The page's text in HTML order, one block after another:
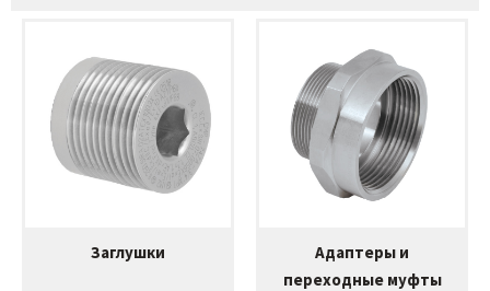
Заглушки
Адаптеры и
переходные муфты